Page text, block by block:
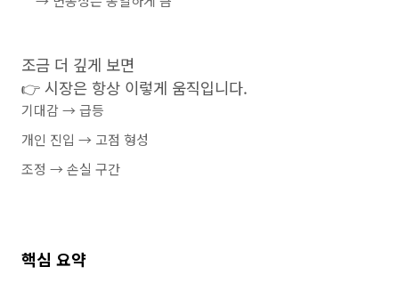
조금 더 깊게 보면
👉 시장은 항상 이렇게 움직입니다.
기대감 → 급등
개인 진입 → 고점 형성
조정 → 손실 구간
핵심 요약